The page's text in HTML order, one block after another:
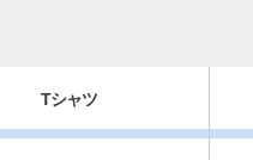
Tシャツ